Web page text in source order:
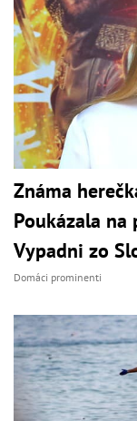
Známa
Poukázala na
Vypadni zo
Domáci prominenti